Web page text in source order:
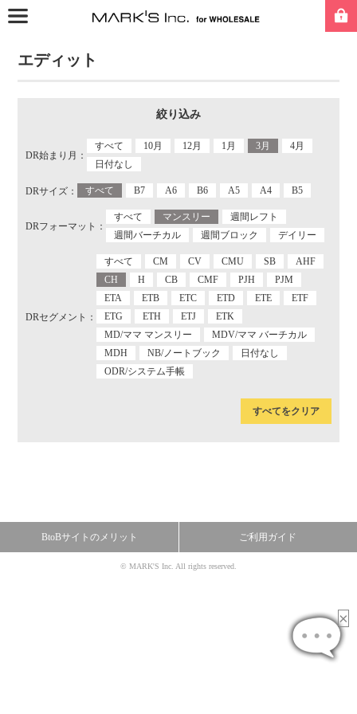
エディット
絞り込み
DR始まり月：
すべて 10月 12月 1月 3月
4月
日付なし
DRサイズ： すべて B7 A6 B6 A5 A4 B5
DRフォーマット：
すべて マンスリー
週間レフト
週間バーチカル
週間ブロック デイリー
DRセグメント：
すべて CM CV CMU SB
AHF
CH
H CB CMF PJH
PJM
ETA
ETB ETC ETD ETE
ETF
ETG
ETH ETJ
ETK
MD/ママ マンスリー
MDV/ママ バーチカル
MDH
NB/ノートブック
日付なし
ODR/システム手帳
すべてをクリア
BtoBサイトのメリット ご利用ガイド
© MARK'S Inc. All rights reserved.